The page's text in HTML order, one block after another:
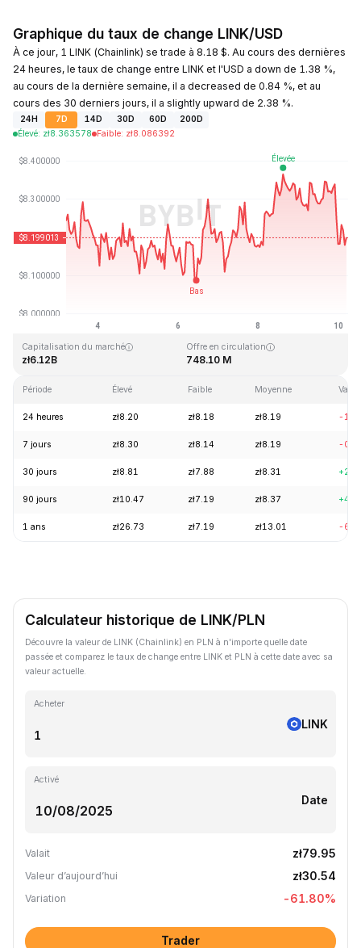
Graphique du taux de change LINK/USD
À ce jour, 1 LINK (Chainlink) se trade à 8.18 $. Au cours des dernières
24 heures, le taux de change entre LINK et l'USD a down de 1.38 %,
au cours de la dernière semaine, il a decreased de 0.84 %, et au
cours des 30 derniers jours, il a slightly upward de 2.38 %.
24H 7D 14D 30D 60D
200D
Élevé: zł8.363578 Faible: zł8.086392
Dernière mise à jour : 2026-08-10, 04:49 GMT+0
Plus haut niveau historique
Capitalisation du marché
zł6.12B
Offre en circulation
748.10 M
Période Élevé Faible Moyenne
24 heures zł8.20 zł8.18 zł8.19 -
7 jours zł8.30 zł8.14 zł8.19 -
30 jours zł8.81 zł7.88 zł8.31
90 jours zł10.47 zł7.19 zł8.37
1 ans zł26.73 zł7.19 zł13.01 -
Calculateur historique de LINK/PLN
Découvre la valeur de LINK (Chainlink) en PLN à n'importe quelle date
passée et comparez le taux de change entre LINK et PLN à cette date avec sa
valeur actuelle.
Acheter
LINK
Activé
Date
Valait zł79.95
Valeur d’aujourd’hui zł30.54
Variation -61.80%
Trader